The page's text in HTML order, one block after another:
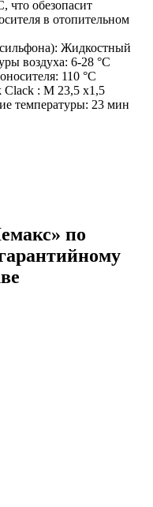
что обезопасит
в отопительном
Жидкостный
воздуха: 6-28 °С
110 °С
: M 23,5 x1,5
температуры: 23 мин
по